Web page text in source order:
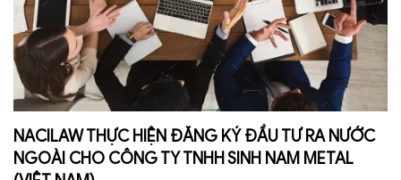
NACILAW THỰC HIỆN ĐĂNG KÝ ĐẦU TƯ RA NƯỚC
NGOÀI CHO CÔNG TY TNHH SINH NAM METAL